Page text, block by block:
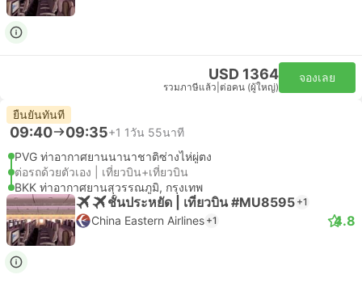
USD 1364
รวมภาษีแล้ว ต่อคน (ผู้ใหญ่)
จองเลย
ยืนยันทันที
09:40 09:35+1 1วัน 55นาที
PVG ท่าอากาศยานนานาชาติซ่างไห่ผู่ตง
ต่อรถด้วยตัวเอง | เที่ยวบิน+เที่ยวบิน
BKK ท่าอากาศยานสุวรรณภูมิ, กรุงเทพ
ชั้นประหยัด | เที่ยวบิน #MU8595 +1
China Eastern Airlines +1 4.8